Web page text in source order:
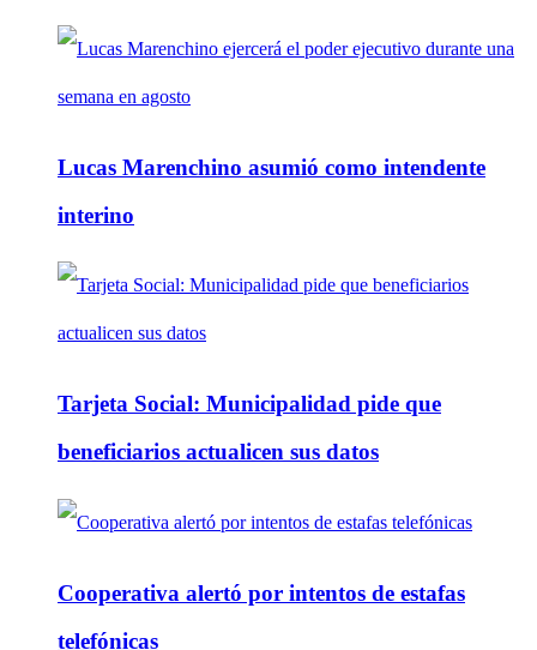
Lucas Marenchino asumió como intendente
interino
Tarjeta Social: Municipalidad pide que
beneficiarios actualicen sus datos
Cooperativa alertó por intentos de estafas
telefónicas